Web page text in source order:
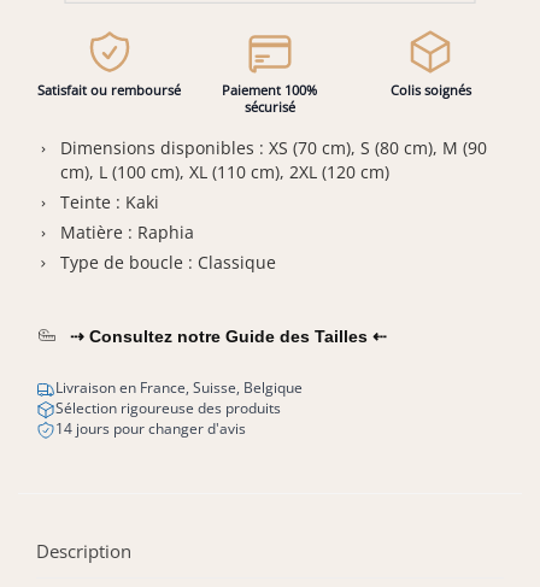
Satisfait ou remboursé
Paiement 100%
sécurisé
Colis soignés
Dimensions disponibles : XS (70 cm), S (80 cm), M (90
cm), L (100 cm), XL (110 cm), 2XL (120 cm)
Teinte : Kaki
Matière : Raphia
Type de boucle : Classique
⇢ Consultez notre Guide des Tailles ⇠
Livraison en France, Suisse, Belgique
Sélection rigoureuse des produits
14 jours pour changer d'avis
Description